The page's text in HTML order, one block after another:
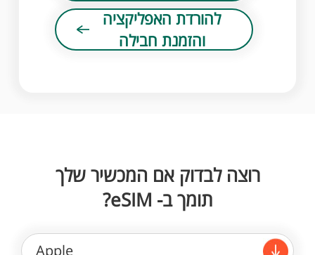
להורדת האפליקציה
והזמנת חבילה
רוצה לבדוק אם המכשיר שלך
תומך ב- eSIM?
Apple